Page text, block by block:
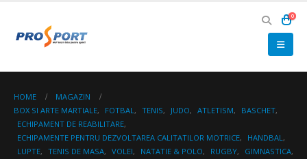
0
HOME
MAGAZIN
BOX SI ARTE MARTIALE, FOTBAL, TENIS, JUDO, ATLETISM, BASCHET,
ECHIPAMENT DE REABILITARE,
ECHIPAMENTE PENTRU DEZVOLTAREA CALITATILOR MOTRICE, HANDBAL,
LUPTE, TENIS DE MASA, VOLEI, NATATIE & POLO, RUGBY, GIMNASTICA,